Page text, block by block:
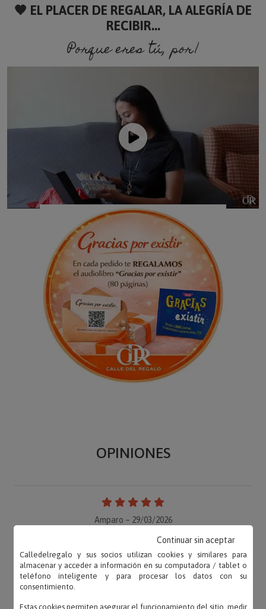
🧡 EL PLACER DE REGALAR, LA ALEGRÍA DE
RECIBIR...
Porque eres tú, porque so
OPINIONES
Amparo – 29/03/2026
«Madera de muy buena calidad. Juego de
Calledelregalo y sus socios utilizan cookies y similares para
almacenar y acceder a información en su computadora / tablet o
teléfono inteligente y para procesar los datos con su
consentimiento.
Estas cookies permiten asegurar el funcionamiento del sitio, medir
Continuar sin aceptar